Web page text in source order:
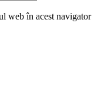
web în acest navigator